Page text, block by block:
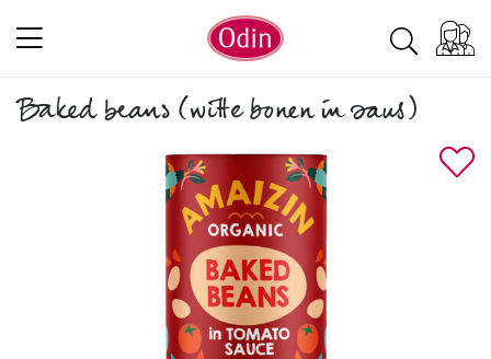
Baked beans (witte bonen in saus)